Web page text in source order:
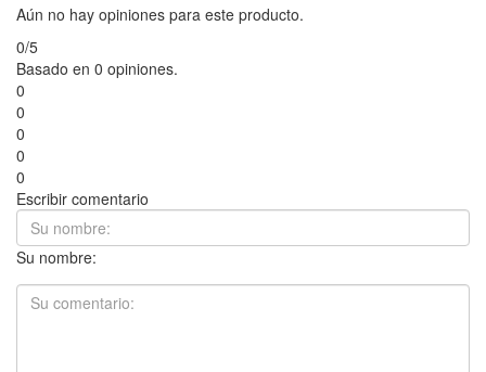
Aún no hay opiniones para este producto.
0/5
Basado en 0 opiniones.
0
0
0
0
0
Escribir comentario
Su nombre: